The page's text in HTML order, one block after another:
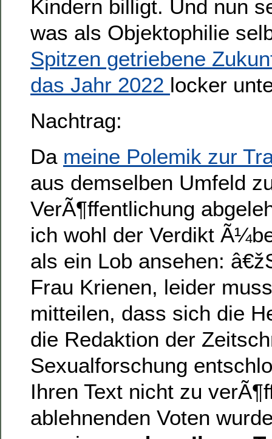
Kindern billigt. Und nun
was als Objektophilie
Spitzen getriebene
das Jahr 2022 locker
Nachtrag:
Da meine Polemik zur
aus demselben Umfeld
VerÃ¶ffentlichung
ich wohl der Verdikt
als ein Lob ansehen:
Frau Krienen, leider
mitteilen, dass sich die
die Redaktion der
Sexualforschung
Ihren Text nicht zu
ablehnenden Voten